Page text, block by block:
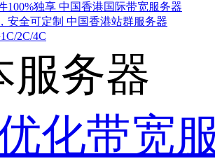
100%独享 中国香港国际带宽服务器
安全可定制 中国香港站群服务器
2C/4C
服务器
化带宽